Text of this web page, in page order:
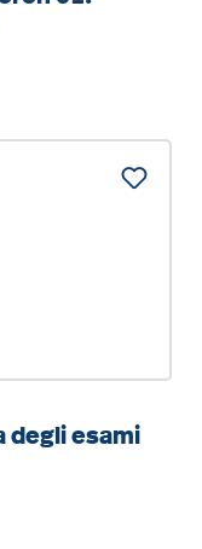
degli esami